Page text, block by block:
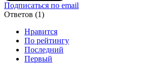
Подписаться по email
Ответов (1)
Нравится
По рейтингу
Последний
Первый